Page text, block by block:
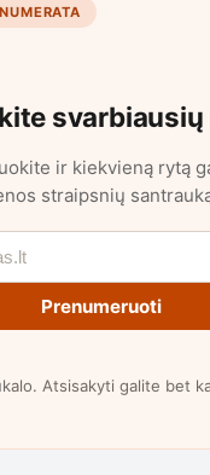
svarbiausių
ir kiekvieną rytą
straipsnių
Prenumeruoti
Atsisakyti galite bet